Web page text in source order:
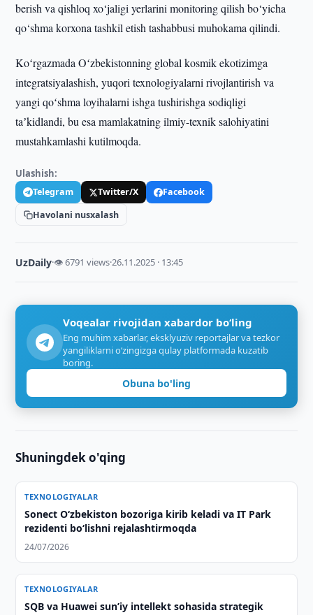
berish va qishloq xo‘jaligi yerlarini monitoring qilish bo‘yicha
qo‘shma korxona tashkil etish tashabbusi muhokama qilindi.
Koʻrgazmada Oʻzbekistonning global kosmik ekotizimga
integratsiyalashish, yuqori texnologiyalarni rivojlantirish va
yangi qoʻshma loyihalarni ishga tushirishga sodiqligi
taʼkidlandi, bu esa mamlakatning ilmiy-texnik salohiyatini
mustahkamlashi kutilmoqda.
Ulashish:
Telegram Twitter/X
Facebook
Havolani nusxalash
UzDaily·👁 6791 views·26.11.2025 · 13:45
Voqealar rivojidan xabardor bo‘ling
Eng muhim xabarlar, eksklyuziv reportajlar va tezkor
yangiliklarni o‘zingizga qulay platformada kuzatib
boring.
Obuna bo'ling
Shuningdek o'qing
TEXNOLOGIYALAR
Sonect Oʻzbekiston bozoriga kirib keladi va IT Park
rezidenti boʻlishni rejalashtirmoqda
24/07/2026
TEXNOLOGIYALAR
SQB va Huawei sun’iy intellekt sohasida strategik